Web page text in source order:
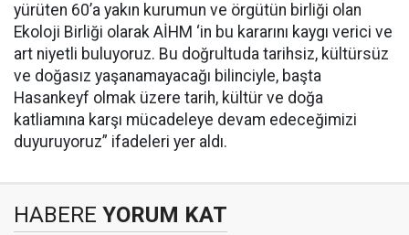
yürüten 60’a yakın kurumun ve örgütün birliği olan
Ekoloji Birliği olarak AİHM ‘in bu kararını kaygı verici ve
art niyetli buluyoruz. Bu doğrultuda tarihsiz, kültürsüz
ve doğasız yaşanamayacağı bilinciyle, başta
Hasankeyf olmak üzere tarih, kültür ve doğa
katliamına karşı mücadeleye devam edeceğimizi
duyuruyoruz” ifadeleri yer aldı.
HABERE YORUM KAT